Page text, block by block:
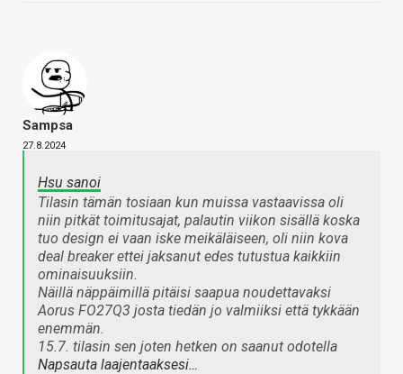
Sampsa
27.8.2024
Hsu sanoi
Tilasin tämän tosiaan kun muissa vastaavissa oli
niin pitkät toimitusajat, palautin viikon sisällä koska
tuo design ei vaan iske meikäläiseen, oli niin kova
deal breaker ettei jaksanut edes tutustua kaikkiin
ominaisuuksiin.
Näillä näppäimillä pitäisi saapua noudettavaksi
Aorus FO27Q3 josta tiedän jo valmiiksi että tykkään
enemmän.
15.7. tilasin sen joten hetken on saanut odotella
Napsauta laajentaaksesi…